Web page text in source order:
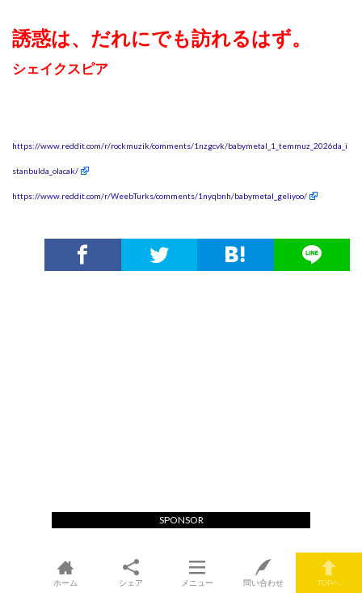
誘惑は、だれにでも訪れるはず。
シェイクスピア
https://www.reddit.com/r/rockmuzik/comments/1nzgcvk/babymetal_1_temmuz_2026da_i
stanbulda_olacak/
https://www.reddit.com/r/WeebTurks/comments/1nyqbnh/babymetal_geliyoo/
SPONSOR
ホーム シェア メニュー 問い合わせ TOPへ